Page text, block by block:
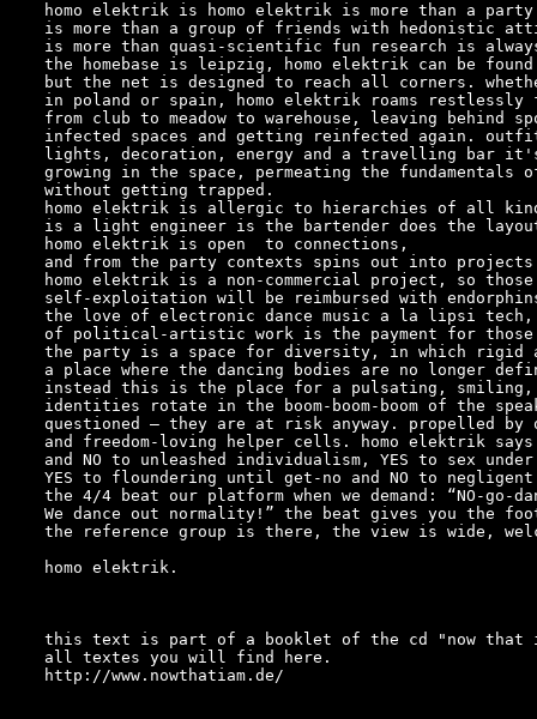
homo elektrik is homo elektrik is more than a party
is more than a group of friends with hedonistic
is more than quasi-scientific fun research is
the homebase is leipzig, homo elektrik can be
but the net is designed to reach all corners.
in poland or spain, homo elektrik roams restlessly
from club to meadow to warehouse, leaving behind
infected spaces and getting reinfected again.
lights, decoration, energy and a travelling bar
growing in the space, permeating the
without getting trapped.
homo elektrik is allergic to hierarchies of all
is a light engineer is the bartender does the
homo elektrik is open  to connections,
and from the party contexts spins out into projects
homo elektrik is a non-commercial project, so
self-exploitation will be reimbursed with
the love of electronic dance music a la lipsi
of political-artistic work is the payment for those
the party is a space for diversity, in which rigid
a place where the dancing bodies are no longer
instead this is the place for a pulsating, smiling,
identities rotate in the boom-boom-boom of the
questioned – they are at risk anyway. propelled by
and freedom-loving helper cells. homo elektrik
and NO to unleashed individualism, YES to sex
YES to floundering until get-no and NO to
the 4/4 beat our platform when we demand: “NO-go-
We dance out normality!” the beat gives you the
the reference group is there, the view is wide,
homo elektrik.
this text is part of a booklet of the cd "now that i
http://www.nowthatiam.de/